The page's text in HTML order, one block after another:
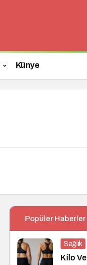
Künye
Popüler Haberler
Sağlık
Kilo